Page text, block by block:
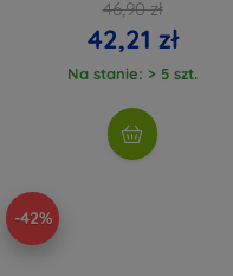
46,90 zł
42,21 zł
Na stanie: > 5 szt.
-42%